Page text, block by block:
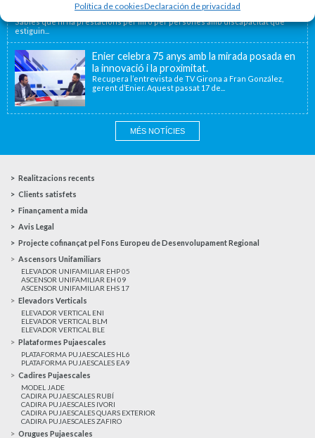
Política de cookiesDeclaración de privacidad
càrrec amb discapacitat
Sabies que hi ha prestacions per fill o per persones amb discapacitat que
estiguin...
Enier celebra 75 anys amb la mirada posada en
la innovació i la proximitat.
Recupera l’entrevista de TV Girona a Fran González,
gerent d’Enier. Aquest passat 17 de...
MÉS NOTÍCIES
Realitzacions recents
Clients satisfets
Finançament a mida
Avis Legal
Projecte cofinançat pel Fons Europeu de Desenvolupament Regional
Ascensors Unifamiliars
ELEVADOR UNIFAMILIAR EHP 05
ASCENSOR UNIFAMILIAR EH 09
ASCENSOR UNIFAMILIAR EHS 17
Elevadors Verticals
ELEVADOR VERTICAL ENI
ELEVADOR VERTICAL BLM
ELEVADOR VERTICAL BLE
Plataformes Pujaescales
PLATAFORMA PUJAESCALES HL6
PLATAFORMA PUJAESCALES EA9
Cadires Pujaescales
MODEL JADE
CADIRA PUJAESCALES RUBÍ
CADIRA PUJAESCALES IVORI
CADIRA PUJAESCALES QUARS EXTERIOR
CADIRA PUJAESCALES ZAFIRO
Orugues Pujaescales